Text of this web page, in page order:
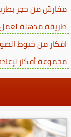
مفارش من حجر
طريقة مذهلة
افكار من خيوط
مجموعة أفكار